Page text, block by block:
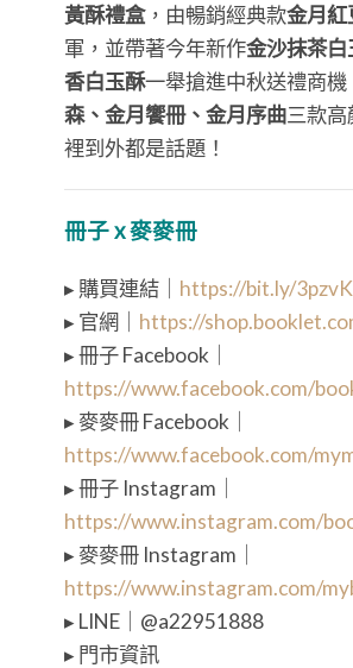
黃酥禮盒，由暢銷經典款金月紅
軍，並帶著今年新作金沙抹茶
香白玉酥一舉搶進中秋送禮商機
森、金月饗冊、金月序曲三款
裡到外都是話題！
冊子 x 麥麥冊
▸ 購買連結｜ https://bit.ly/
▸ 官網｜ https://
▸ 冊子 Facebook｜
https://www.facebook.com/
▸ 麥麥冊 Facebook｜
https://www.facebook.com/
▸ 冊子 Instagram｜
https://www.instagram.com/
▸ 麥麥冊 Instagram｜
https://www.instagram.com/
▸ LINE｜@a22951888
▸ 門市資訊